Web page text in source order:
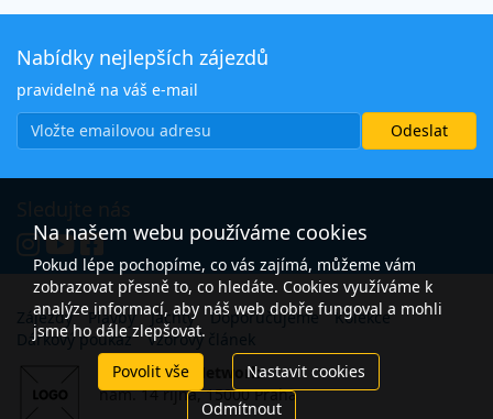
Nabídky nejlepších zájezdů
pravidelně na váš e-mail
Zájezdy Plavby Jachty Doporučujeme
Kolekce
Dárkový poukaz
Vzorový článek
Open Travel Network
nám. 14 října, 15000 Praha
Na našem webu používáme cookies
Pokud lépe pochopíme, co vás zajímá, můžeme vám
zobrazovat přesně to, co hledáte. Cookies využíváme k
analýze informací, aby náš web dobře fungoval a mohli
jsme ho dále zlepšovat.
Povolit vše
Nastavit cookies
Odmítnout